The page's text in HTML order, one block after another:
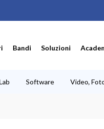
Bandi Soluzioni
Software Video,